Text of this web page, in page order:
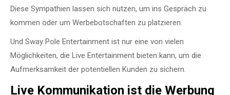
Diese Sympathien lassen sich nutzen, um ins Gespräch zu
kommen oder um Werbebotschaften zu platzieren.
Und Sway Pole Entertainment ist nur eine von vielen
Möglichkeiten, die Live Entertainment bieten kann, um die
Aufmerksamkeit der potentiellen Kunden zu sichern.
Live Kommunikation ist die Werbung